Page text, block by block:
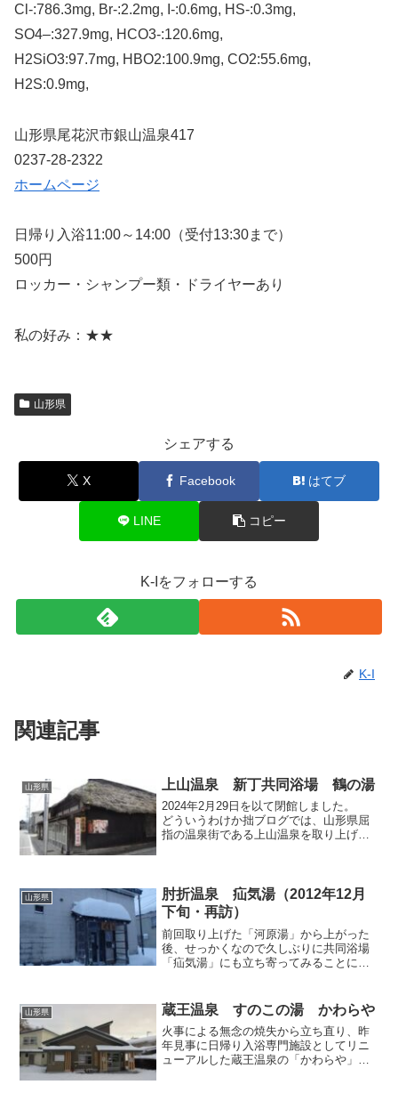
Cl-:786.3mg, Br-:2.2mg, I-:0.6mg, HS-:0.3mg,
SO4–:327.9mg, HCO3-:120.6mg,
H2SiO3:97.7mg, HBO2:100.9mg, CO2:55.6mg,
H2S:0.9mg,
山形県尾花沢市銀山温泉417
0237-28-2322
ホームページ
日帰り入浴11:00～14:00（受付13:30まで）
500円
ロッカー・シャンプー類・ドライヤーあり
私の好み：★★
山形県
シェアする
X Facebook はてブ
LINE コピー
K-Iをフォローする
K-I
関連記事
山形県 上山温泉 新丁共同浴場 鶴の湯
2024年2月29日を以て閉館しました。
どういうわけか拙ブログでは、山形県屈
指の温泉街である上山温泉を取り上げて
ひとつ「新丁共同浴...
山形県
肘折温泉 疝気湯（2012年12月
下旬・再訪）
前回取り上げた「河原湯」から上がった
後、せっかくなので久しぶりに共同浴場
「疝気湯」にも立ち寄ってみることにし
すが、どういうわけか肘折はポッカリと
抜け落ちており、そんな中...
山形県 蔵王温泉 すのこの湯 かわらや
火事による無念の焼失から立ち直り、昨
年見事に日帰り入浴専門施設としてリニ
ューアルした蔵王温泉の「かわらや」さ